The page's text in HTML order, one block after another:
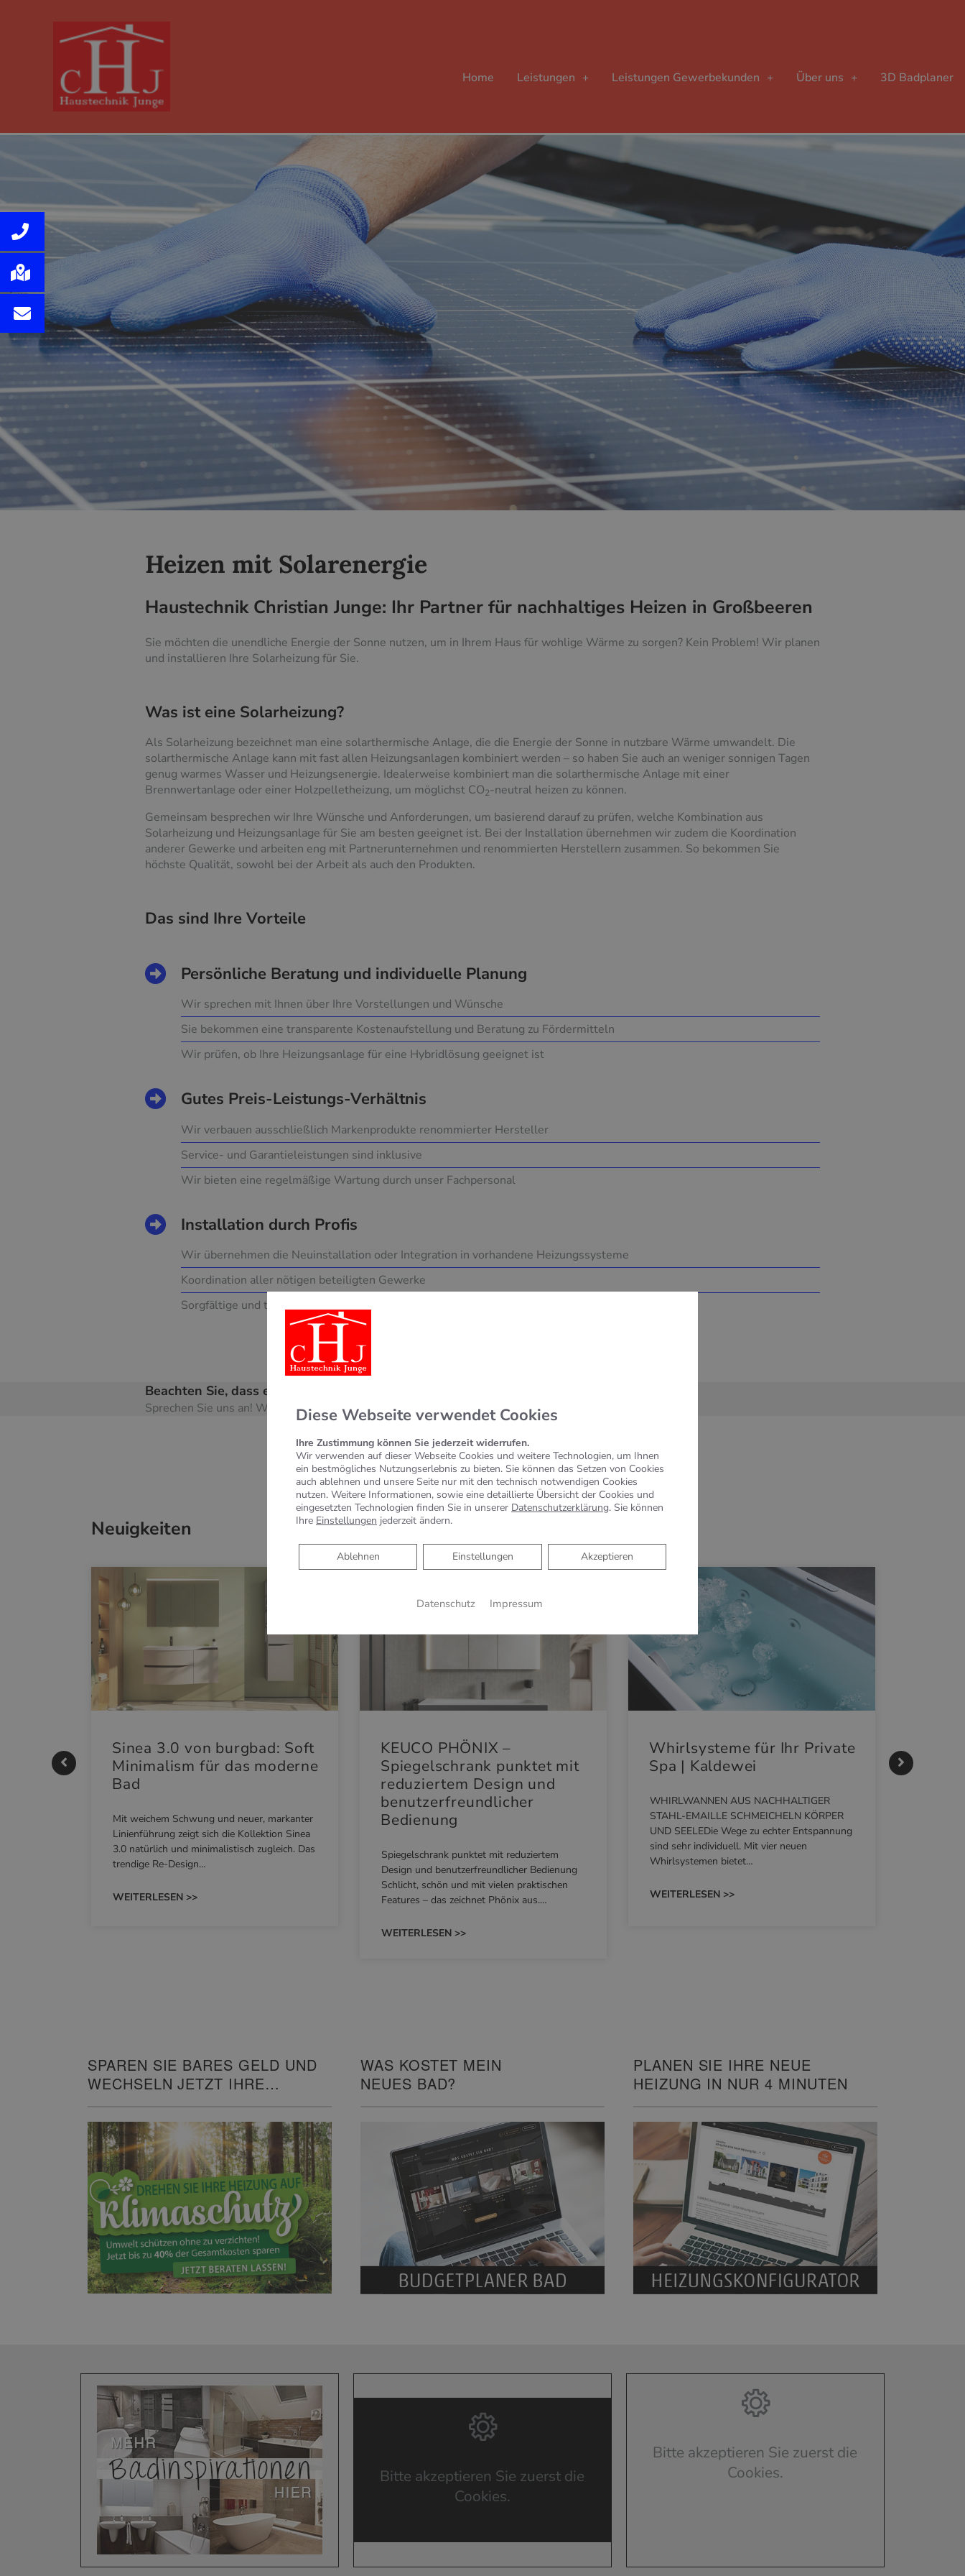
Home Leistungen Leistungen Gewerbekunden Über uns 3D Badplaner
Heizen mit Solarenergie
Haustechnik Christian Junge: Ihr Partner für nachhaltiges Heizen in Großbeeren
Sie möchten die unendliche Energie der Sonne nutzen, um in Ihrem Haus für wohlige Wärme zu sorgen? Kein Problem! Wir planen
und installieren Ihre Solarheizung für Sie.
Was ist eine Solarheizung?
Als Solarheizung bezeichnet man eine solarthermische Anlage, die die Energie der Sonne in nutzbare Wärme umwandelt. Die
solarthermische Anlage kann mit fast allen Heizungsanlagen kombiniert werden – so haben Sie auch an weniger sonnigen Tagen
genug warmes Wasser und Heizungsenergie. Idealerweise kombiniert man die solarthermische Anlage mit einer
Brennwertanlage oder einer Holzpelletheizung, um möglichst CO2-neutral heizen zu können.
Gemeinsam besprechen wir Ihre Wünsche und Anforderungen, um basierend darauf zu prüfen, welche Kombination aus
Solarheizung und Heizungsanlage für Sie am besten geeignet ist. Bei der Installation übernehmen wir zudem die Koordination
anderer Gewerke und arbeiten eng mit Partnerunternehmen und renommierten Herstellern zusammen. So bekommen Sie
höchste Qualität, sowohl bei der Arbeit als auch den Produkten.
Das sind Ihre Vorteile
Persönliche Beratung und individuelle Planung
Wir sprechen mit Ihnen über Ihre Vorstellungen und Wünsche
Sie bekommen eine transparente Kostenaufstellung und Beratung zu Fördermitteln
Wir prüfen, ob Ihre Heizungsanlage für eine Hybridlösung geeignet ist
Gutes Preis-Leistungs-Verhältnis
Wir verbauen ausschließlich Markenprodukte renommierter Hersteller
Service- und Garantieleistungen sind inklusive
Wir bieten eine regelmäßige Wartung durch unser Fachpersonal
Installation durch Profis
Wir übernehmen die Neuinstallation oder Integration in vorhandene Heizungssysteme
Koordination aller nötigen beteiligten Gewerke
Sorgfältige und termingerechte Ausführung aller Arbeiten
Beachten Sie, dass es eventuell Fördermöglichkeiten gibt.
Sprechen Sie uns an! Wir informieren Sie.
Neuigkeiten
Sinea 3.0 von burgbad: Soft
Minimalism für das moderne
Bad
Mit weichem Schwung und neuer, markanter
Linienführung zeigt sich die Kollektion Sinea
3.0 natürlich und minimalistisch zugleich. Das
trendige Re-Design…
WEITERLESEN >>
KEUCO PHÖNIX –
Spiegelschrank punktet mit
reduziertem Design und
benutzerfreundlicher
Bedienung
Spiegelschrank punktet mit reduziertem
Design und benutzerfreundlicher Bedienung
Schlicht, schön und mit vielen praktischen
Features – das zeichnet Phönix aus.…
WEITERLESEN >>
Whirlsysteme für Ihr Private
Spa | Kaldewei
WHIRLWANNEN AUS NACHHALTIGER
STAHL-EMAILLE SCHMEICHELN KÖRPER
UND SEELEDie Wege zu echter Entspannung
sind sehr individuell. Mit vier neuen
Whirlsystemen bietet…
WEITERLESEN >>
SPAREN SIE BARES GELD UND
WECHSELN JETZT IHRE
WAS KOSTET MEIN
NEUES BAD?
PLANEN SIE IHRE NEUE
HEIZUNG IN NUR 4 MINUTEN
Bitte akzeptieren Sie zuerst die
Cookies.
Bitte akzeptieren Sie zuerst die
Cookies.
Diese Webseite verwendet Cookies
Ihre Zustimmung können Sie jederzeit widerrufen.
Wir verwenden auf dieser Webseite Cookies und weitere Technologien, um Ihnen
ein bestmögliches Nutzungserlebnis zu bieten. Sie können das Setzen von Cookies
auch ablehnen und unsere Seite nur mit den technisch notwendigen Cookies
nutzen. Weitere Informationen, sowie eine detaillierte Übersicht der Cookies und
eingesetzten Technologien finden Sie in unserer Datenschutzerklärung. Sie können
Ihre Einstellungen jederzeit ändern.
Akzeptieren
Einstellungen
Ablehnen
Ablehnen
Datenschutz Impressum